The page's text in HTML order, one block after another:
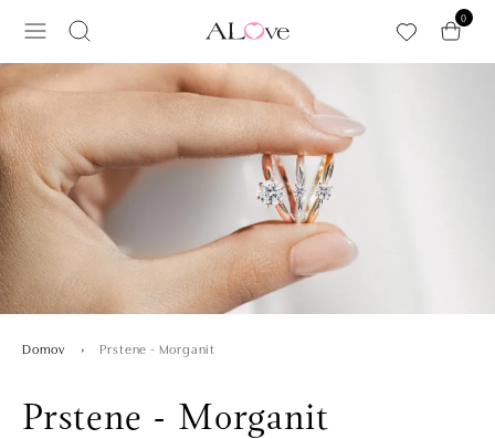
0
Domov Prstene - Morganit
Prstene - Morganit